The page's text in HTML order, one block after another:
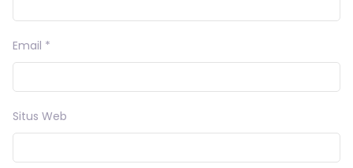
Email *
Situs Web